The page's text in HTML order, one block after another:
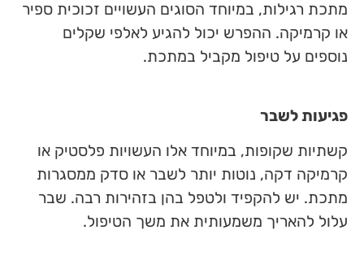
מתכת רגילות, במיוחד הסוגים העשויים זכוכית ספיר
או קרמיקה. ההפרש יכול להגיע לאלפי שקלים
נוספים על טיפול מקביל במתכת.
פגיעות לשבר
קשתיות שקופות, במיוחד אלו העשויות פלסטיק או
קרמיקה דקה, נוטות יותר לשבר או סדק ממסגרות
מתכת. יש להקפיד ולטפל בהן בזהירות רבה. שבר
עלול להאריך משמעותית את משך הטיפול.